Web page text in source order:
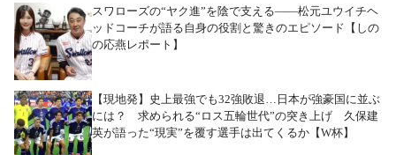
スワローズの“ヤク進”を陰で支える――松元ユウイチヘ
ッドコーチが語る自身の役割と驚きのエピソード【しの
の応燕レポート】
【現地発】史上最強でも32強敗退…日本が強豪国に並ぶ
には？ 求められる“ロス五輪世代”の突き上げ 久保建
英が語った“現実”を覆す選手は出てくるか【W杯】